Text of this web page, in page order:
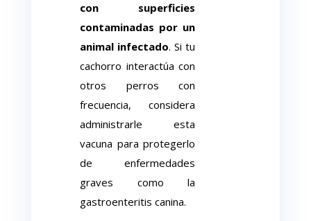
con superficies
contaminadas por un
animal infectado. Si tu
cachorro interactúa con
otros perros con
frecuencia, considera
administrarle esta
vacuna para protegerlo
de enfermedades
graves como la
gastroenteritis canina.